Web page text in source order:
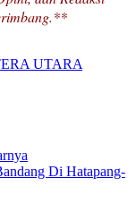
UTARA
Di Hatapang-